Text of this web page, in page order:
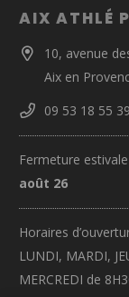
AIX ATHLÉ
10, avenue
Aix en
09 53 18 55 39
Fermeture
août 26
Horaires
LUNDI, MARDI,
MERCREDI de